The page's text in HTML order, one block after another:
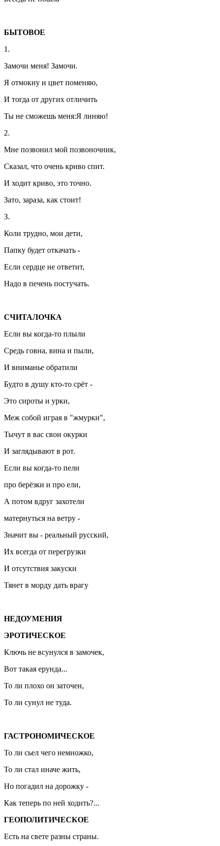
БЫТОВОЕ
1.
Замочи меня! Замочи.
Я отмокну и цвет поменяю,
И тогда от других отличить
Ты не сможешь меня:Я линяю!
2.
Мне позвонил мой позвоночник,
Сказал, что очень криво спит.
И ходит криво, это точно.
Зато, зараза, как стоит!
3.
Коли трудно, мои дети,
Папку будет откачать -
Если сердце не ответит,
Надо в печень постучать.
СЧИТАЛОЧКА
Если вы когда-то плыли
Средь говна, вина и пыли,
И вниманье обратили
Будто в душу кто-то срёт -
Это сироты и урки,
Меж собой играя в "жмурки",
Тычут в вас свои окурки
И заглядывают в рот.
Если вы когда-то пели
про берёзки и про ели,
А потом вдруг захотели
матернуться на ветру -
Значит вы - реальный русский,
Их всегда от перегрузки
И отсутствия закуски
Тянет в морду дать врагу
НЕДОУМЕНИЯ
ЭРОТИЧЕСКОЕ
Ключь не всунулся в замочек,
Вот такая ерунда...
То ли плохо он заточен,
То ли сунул не туда.
ГАСТРОНОМИЧЕСКОЕ
То ли сьел чего немножко,
То ли стал иначе жить,
Но погадил на дорожку -
Как теперь по ней ходить?...
ГЕОПОЛИТИЧЕСКОЕ
Есть на свете разны страны.